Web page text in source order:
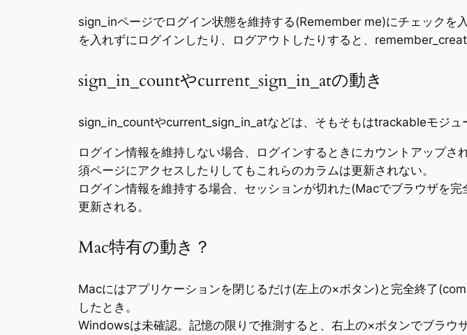
sign_inページでログイン状態を維持する(Remember me)にチェック
を入れずにログインしたり、ログアウトしたりすると、
sign_in_countやcurrent_sign_in_atの動き
sign_in_countやcurrent_sign_in_atなどは、そもそもはtrackableモジュ
ログイン情報を維持しない場合、ログインするときにカウントアップ
須ページにアクセスしたりしてもこれらのカラムは更新されない。
ログイン情報を維持する場合、セッションが切れた(Macでブラウザを
更新される。
Mac特有の動き？
Macにはアプリケーションを閉じるだけ(左上の×ボタン)と完全終了
したとき。
Windowsは未確認。記憶の限りで推測すると、右上の×ボタンでブラウ